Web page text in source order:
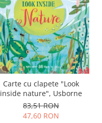
Carte cu clapete "Look
inside nature", Usborne
83,51 RON
47,60 RON